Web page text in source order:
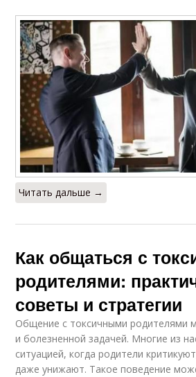
Читать дальше →
Как общаться с
родителями:
советы и стратегии
Общение с токсичными родителями
и болезненной задачей. Многие из
ситуацией, когда родители
даже унижают. Такое поведение